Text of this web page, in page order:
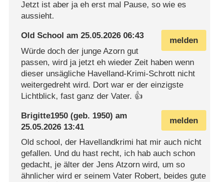
Jetzt ist aber ja eh erst mal Pause, so wie es
aussieht.
melden
Old School am25.05.2026 06:43
Würde doch der junge Azorn gut
passen, wird ja jetzt eh wieder Zeit haben wenn
dieser unsägliche Havelland-Krimi-Schrott nicht
weitergedreht wird. Dort war er der einzigste
Lichtblick, fast ganz der Vater. 👍
melden
Brigitte1950(geb. 1950) am
25.05.2026 13:41
Old school, der Havellandkrimi hat mir auch nicht
gefallen. Und du hast recht, ich hab auch schon
gedacht, je älter der Jens Atzorn wird, um so
ähnlicher wird er seinem Vater Robert, beides gute